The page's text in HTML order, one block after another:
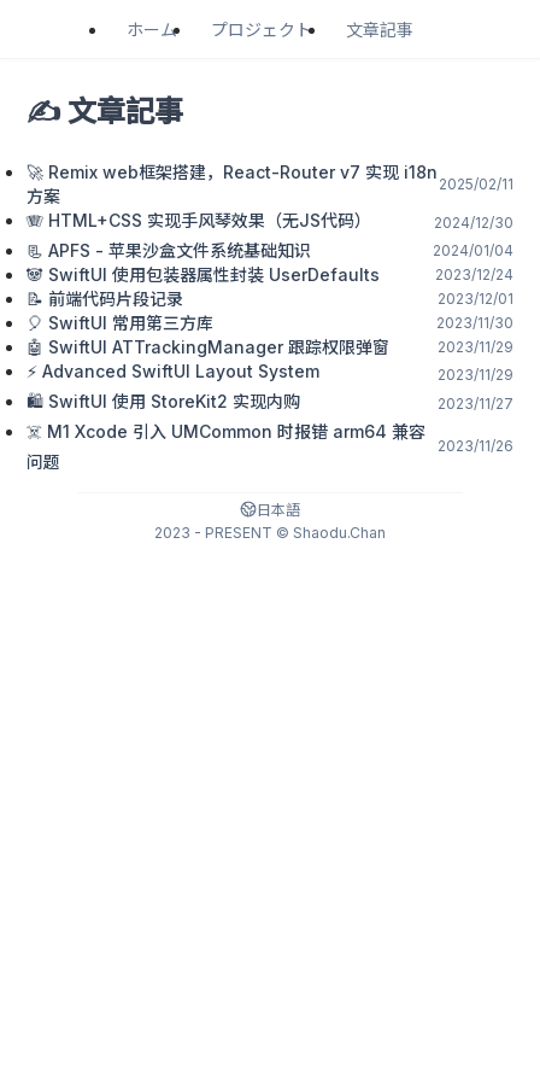
ホーム プロジェクト 文章記事
✍️ 文章記事
🚀 Remix web框架搭建，React-Router v7 实现 i18n
方案
2025/02/11
🪗 HTML+CSS 实现手风琴效果（无JS代码） 2024/12/30
📃 APFS - 苹果沙盒文件系统基础知识 2024/01/04
🐼 SwiftUI 使用包装器属性封装 UserDefaults 2023/12/24
📝 前端代码片段记录 2023/12/01
🎈 SwiftUI 常用第三方库 2023/11/30
🤖️ SwiftUI ATTrackingManager 跟踪权限弹窗 2023/11/29
⚡️ Advanced SwiftUI Layout System 2023/11/29
🛍️ SwiftUI 使用 StoreKit2 实现内购 2023/11/27
☠️ M1 Xcode 引入 UMCommon 时报错 arm64 兼容
问题
2023/11/26
日本語
2023 - PRESENT © Shaodu.Chan